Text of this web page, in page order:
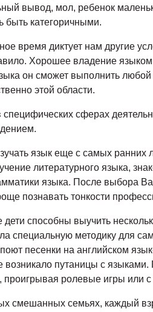
вывод, мол, ребенок
быть категоричными.
время диктует нам другие
Хорошее владение
он сможет выполнить
этой области.
специфических сферах
язык еще с самых ранних
литературного языка,
языка. После выбора
познавать тонкости
дети способны выучить
специальную методику для
песенки на английском
возникало путаницы с
проигрывая ролевые игры или
смешанных семьях, каждый